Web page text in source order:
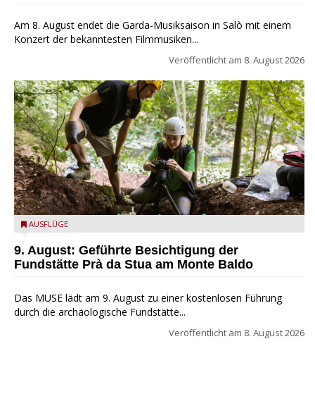
Am 8. August endet die Garda-Musiksaison in Salò mit einem
Konzert der bekanntesten Filmmusiken...
Veröffentlicht am 8. August 2026
die archäologische Fundstätte Riparo Prà da Stua am Monte
AUSFLÜGE
9. August: Geführte Besichtigung der
Fundstätte Prà da Stua am Monte Baldo
Das MUSE lädt am 9. August zu einer kostenlosen Führung
durch die archäologische Fundstätte...
Veröffentlicht am 8. August 2026